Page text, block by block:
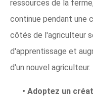
ressources de la
continue pendant une
côtés de l'agriculteur
d'apprentissage et
d'un nouvel agriculteur.
• Adoptez un